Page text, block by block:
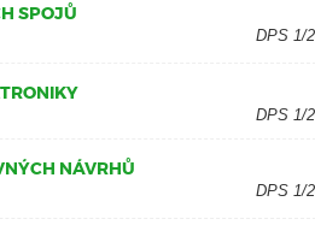
SPOJŮ
DPS 1/
DPS 1/
NÁVRHŮ
DPS 1/